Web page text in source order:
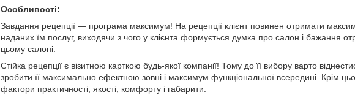
Особливості:
Завдання рецепції ― програма максимум! На рецепції клієнт повинен отримати
наданих їм послуг, виходячи з чого у клієнта формується думка про салон і бажання
цьому салоні.
Стійка рецепції є візитною карткою будь-якої компанії! Тому до її вибору варто
зробити її максимально ефектною зовні і максимум функціональної всередині. Крім
фактори практичності, якості, комфорту і габарити.